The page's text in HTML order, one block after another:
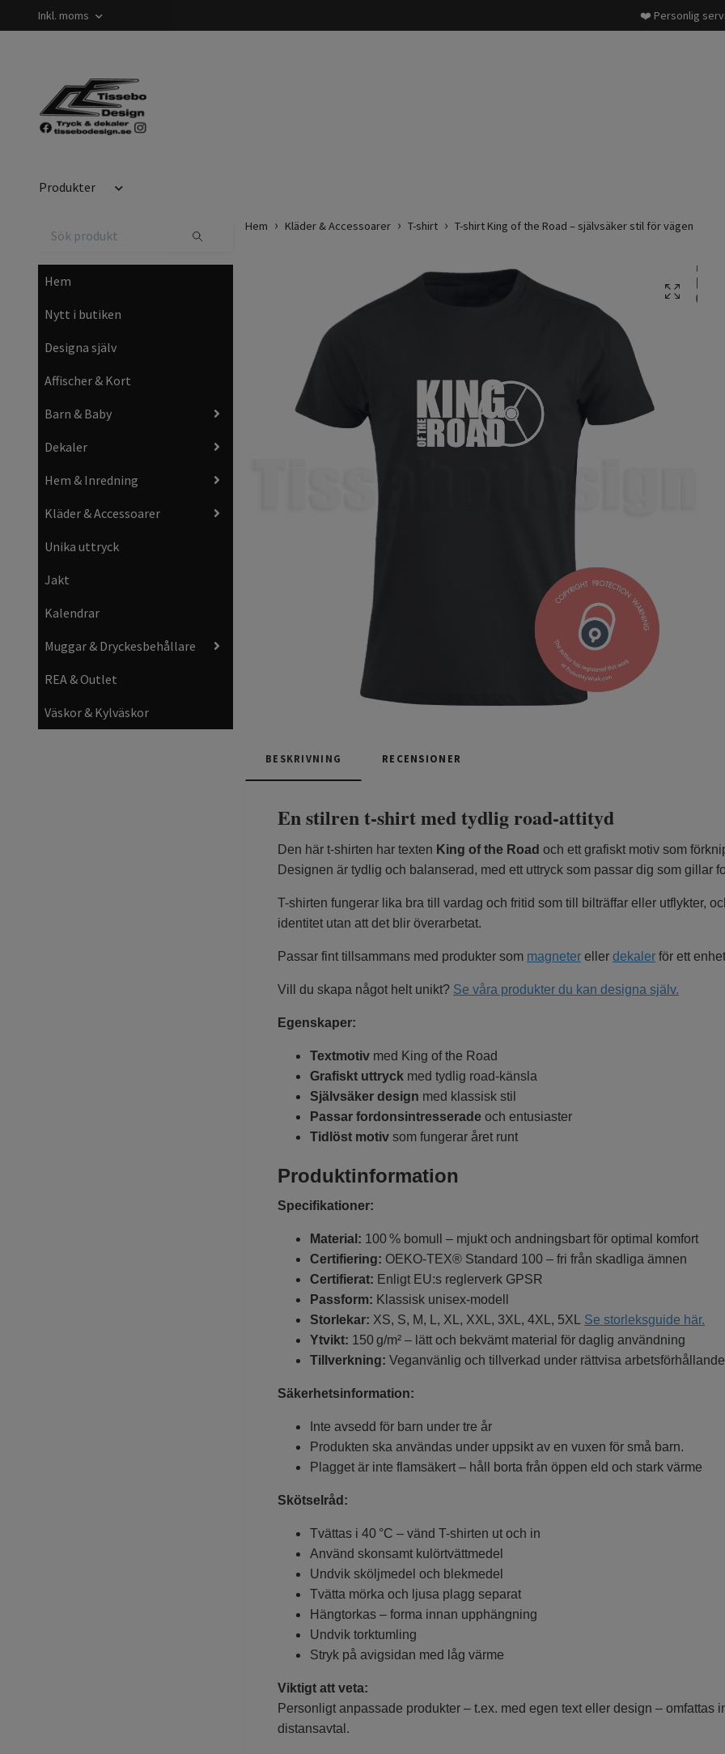
Inkl. moms ❤️ Personlig
Produkter
Hem
Nytt i butiken
Designa själv
Affischer & Kort
Barn & Baby
Dekaler
Hem & Inredning
Kläder & Accessoarer
Unika uttryck
Jakt
Kalendrar
Muggar & Dryckesbehållare
REA & Outlet
Väskor & Kylväskor
Hem Kläder & Accessoarer T-shirt T-shirt King of the Road – självsäker stil för vägen
BESKRIVNING RECENSIONER
En stilren t-shirt med tydlig road-attityd
Den här t-shirten har texten King of the Road och ett grafiskt motiv som
Designen är tydlig och balanserad, med ett uttryck som passar dig som gillar
T-shirten fungerar lika bra till vardag och fritid som till bilträffar eller utflykter,
identitet utan att det blir överarbetat.
Passar fint tillsammans med produkter som magneter eller dekaler för ett
Vill du skapa något helt unikt? Se våra produkter du kan designa själv.
Egenskaper:
Textmotiv med King of the Road
Grafiskt uttryck med tydlig road-känsla
Självsäker design med klassisk stil
Passar fordonsintresserade och entusiaster
Tidlöst motiv som fungerar året runt
Produktinformation
Specifikationer:
Material: 100 % bomull – mjukt och andningsbart för optimal komfort
Certifiering: OEKO-TEX® Standard 100 – fri från skadliga ämnen
Certifierat: Enligt EU:s reglerverk GPSR
Passform: Klassisk unisex-modell
Storlekar: XS, S, M, L, XL, XXL, 3XL, 4XL, 5XL Se storleksguide här.
Ytvikt: 150 g/m² – lätt och bekvämt material för daglig användning
Tillverkning: Veganvänlig och tillverkad under rättvisa
Säkerhetsinformation:
Inte avsedd för barn under tre år
Produkten ska användas under uppsikt av en vuxen för små barn.
Plagget är inte flamsäkert – håll borta från öppen eld och stark värme
Skötselråd:
Tvättas i 40 °C – vänd T-shirten ut och in
Använd skonsamt kulörtvättmedel
Undvik sköljmedel och blekmedel
Tvätta mörka och ljusa plagg separat
Hängtorkas – forma innan upphängning
Undvik torktumling
Stryk på avigsidan med låg värme
Viktigt att veta:
Personligt anpassade produkter – t.ex. med egen text eller design – omfattas
distansavtal.